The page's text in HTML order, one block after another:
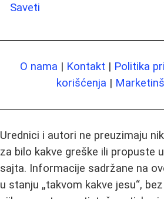
Saveti
O nama | Kontakt | Politika
korišćenja |
Urednici i autori ne preuzimaju
za bilo kakve greške ili propuste
sajta. Informacije sadržane na
u stanju „takvom kakve jesu“,